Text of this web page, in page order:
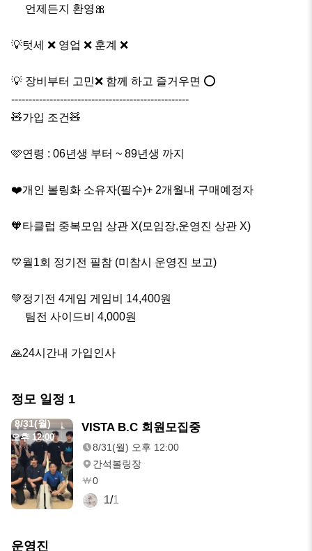
💡텃세 ❌ 영업 ❌ 훈계 ❌
💡 장비부터 고민❌️ 함께 하고 즐거우면 ⭕️
---------------------‐‐--‐-------------------------
🧸가입 조건🧸
🩷연령 : 06년생 부터 ~ 89년생 까지
❤️개인 볼링화 소유자(필수)+ 2개월내 구매예정자
🧡타클럽 중복모임 상관 X(모임장,운영진 상관 X)
💛월1회 정기전 필참 (미참시 운영진 보고)
💚정기전 4게임 게임비 14,400원
🙏24시간내 가입인사
정모 일정 1
8/31(월)
오후 12:00
VISTA B.C 회원모집중
8/31(월) 오후 12:00
간석볼링장
0
1/1
운영진